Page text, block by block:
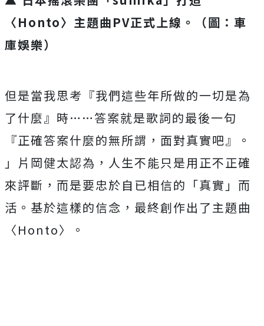
〈Honto〉主題曲PV正式上線。（圖：車
庫娛樂）
但是當我思考『我們這些年所做的一切是為
了什麼』時……答案就是歌詞的最後一句
『正確答案什麼的無所謂，面對真實吧』。
」片岡健太認為，人生不能只是用正不正確
來評斷， 而是要忠於自已相信的「真實」而
活。基於這樣的信念， 最終創作出了主題曲
〈Honto〉。